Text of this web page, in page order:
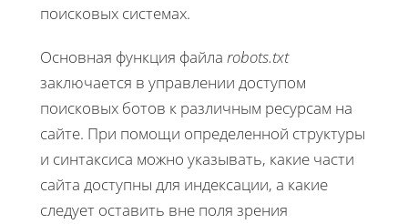
поисковых системах.
Основная функция файла robots.txt
заключается в управлении доступом
поисковых ботов к различным ресурсам на
сайте. При помощи определенной структуры
и синтаксиса можно указывать, какие части
сайта доступны для индексации, а какие
следует оставить вне поля зрения